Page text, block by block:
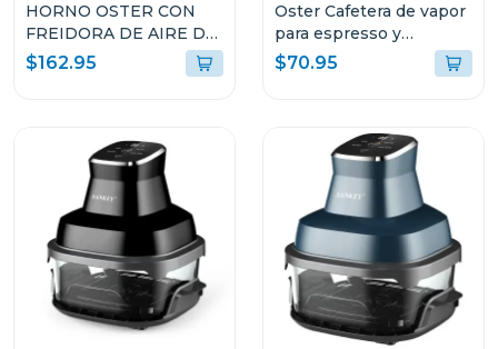
HORNO OSTER CON
FREIDORA DE AIRE DE
22L CON
RECUBRIMIENTO
$162.95
Oster Cafetera de vapor
para espresso y
cappuccino capacidad
de 2 tazas stem3300
$70.95